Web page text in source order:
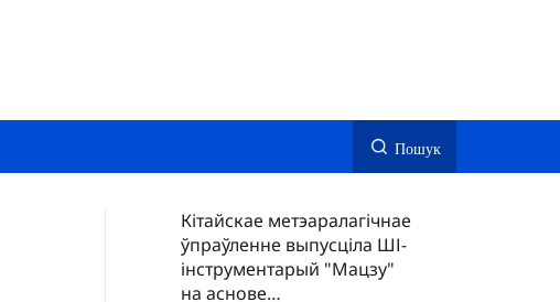
Пошук
Кітайскае метэаралагічнае
ўпраўленне выпусціла ШІ-
інструментарый "Мацзу"
на аснове